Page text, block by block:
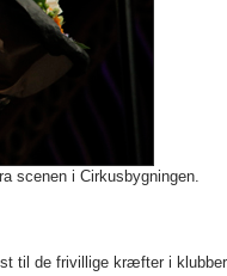
scenen i Cirkusbygningen.
til de frivillige kræfter i